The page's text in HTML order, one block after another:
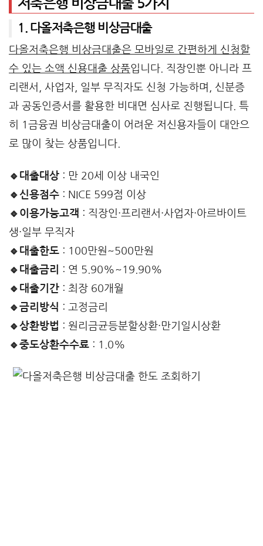
저축은행 비상금대출 5가지
1. 다올저축은행 비상금대출
다올저축은행 비상금대출은 모바일로 간편하게 신청할
수 있는 소액 신용대출 상품입니다. 직장인뿐 아니라 프
리랜서, 사업자, 일부 무직자도 신청 가능하며, 신분증
과 공동인증서를 활용한 비대면 심사로 진행됩니다. 특
히 1금융권 비상금대출이 어려운 저신용자들이 대안으
로 많이 찾는 상품입니다.
🔹대출대상 : 만 20세 이상 내국인
🔹신용점수 : NICE 599점 이상
🔹이용가능고객 : 직장인·프리랜서·사업자·아르바이트
생·일부 무직자
🔹대출한도 : 100만원~500만원
🔹대출금리
: 연 5.90%~19.90%
🔹대출기간 : 최장 60개월
🔹금리방식 : 고정금리
🔹상환방법 : 원리금균등분할상환·만기일시상환
🔹중도상환수수료 : 1.0%